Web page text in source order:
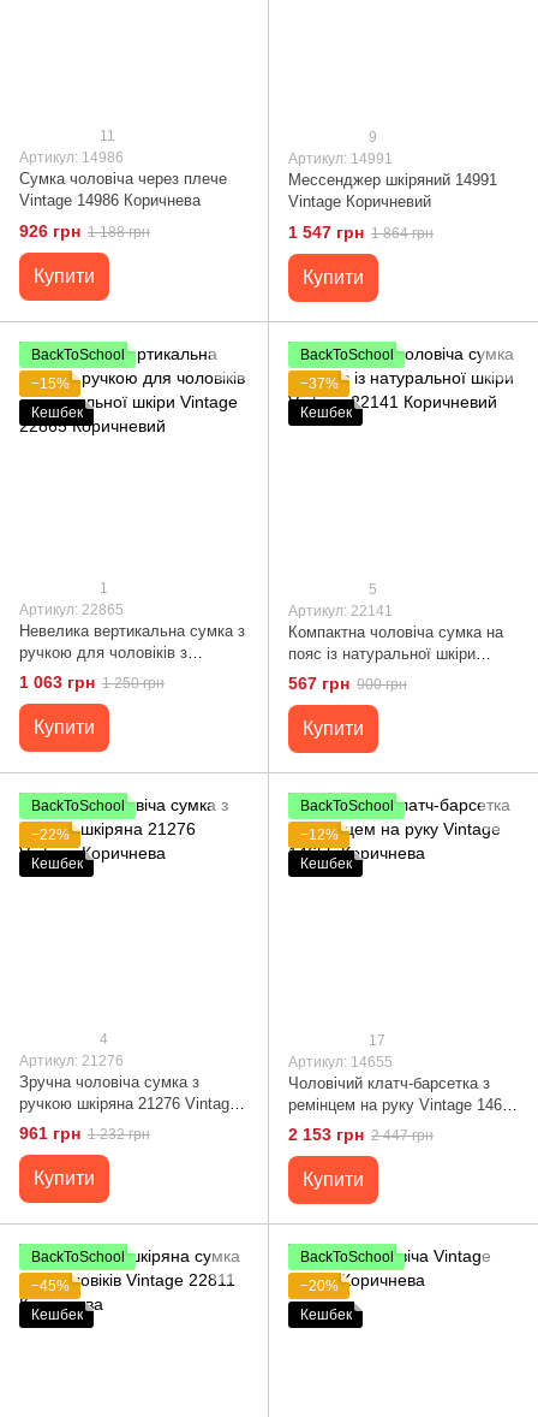
11
Артикул: 14986
Сумка чоловіча через плече
Vintage 14986 Коричнева
926 грн 1 188 грн
Купити
9
Артикул: 14991
Мессенджер шкіряний 14991
Vintage Коричневий
1 547 грн 1 864 грн
Купити
BackToSchool
−15%
Кешбек
1
Артикул: 22865
Невелика вертикальна сумка з
ручкою для чоловіків з
натуральної шкіри Vintage
22865 Коричневий
1 063 грн 1 250 грн
Купити
BackToSchool
−37%
Кешбек
5
Артикул: 22141
Компактна чоловіча сумка на
пояс із натуральної шкіри
Vintage 22141 Коричневий
567 грн 900 грн
Купити
BackToSchool
−22%
Кешбек
4
Артикул: 21276
Зручна чоловіча сумка з
ручкою шкіряна 21276 Vintage
Коричнева
961 грн 1 232 грн
Купити
BackToSchool
−12%
Кешбек
17
Артикул: 14655
Чоловічий клатч-барсетка з
ремінцем на руку Vintage 14655
Коричнева
2 153 грн 2 447 грн
Купити
BackToSchool
−45%
Кешбек
BackToSchool
−20%
Кешбек